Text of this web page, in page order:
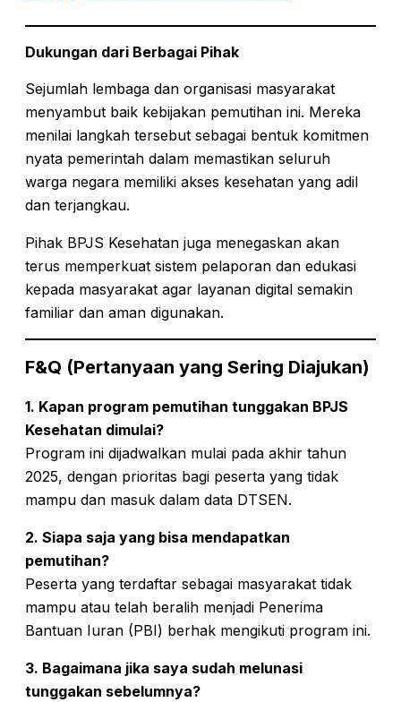
Dukungan dari Berbagai Pihak
Sejumlah lembaga dan organisasi masyarakat
menyambut baik kebijakan pemutihan ini. Mereka
menilai langkah tersebut sebagai bentuk komitmen
nyata pemerintah dalam memastikan seluruh
warga negara memiliki akses kesehatan yang adil
dan terjangkau.
Pihak BPJS Kesehatan juga menegaskan akan
terus memperkuat sistem pelaporan dan edukasi
kepada masyarakat agar layanan digital semakin
familiar dan aman digunakan.
F&Q (Pertanyaan yang Sering Diajukan)
1. Kapan program pemutihan tunggakan BPJS
Kesehatan dimulai?
Program ini dijadwalkan mulai pada akhir tahun
2025, dengan prioritas bagi peserta yang tidak
mampu dan masuk dalam data DTSEN.
2. Siapa saja yang bisa mendapatkan
pemutihan?
Peserta yang terdaftar sebagai masyarakat tidak
mampu atau telah beralih menjadi Penerima
Bantuan Iuran (PBI) berhak mengikuti program ini.
3. Bagaimana jika saya sudah melunasi
tunggakan sebelumnya?